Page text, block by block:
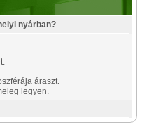
nyárban?
áraszt.
legyen.